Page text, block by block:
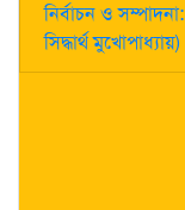
নির্বাচন ও সম্পাদনা:
সিদ্ধার্থ মুখোপাধ্যায়)